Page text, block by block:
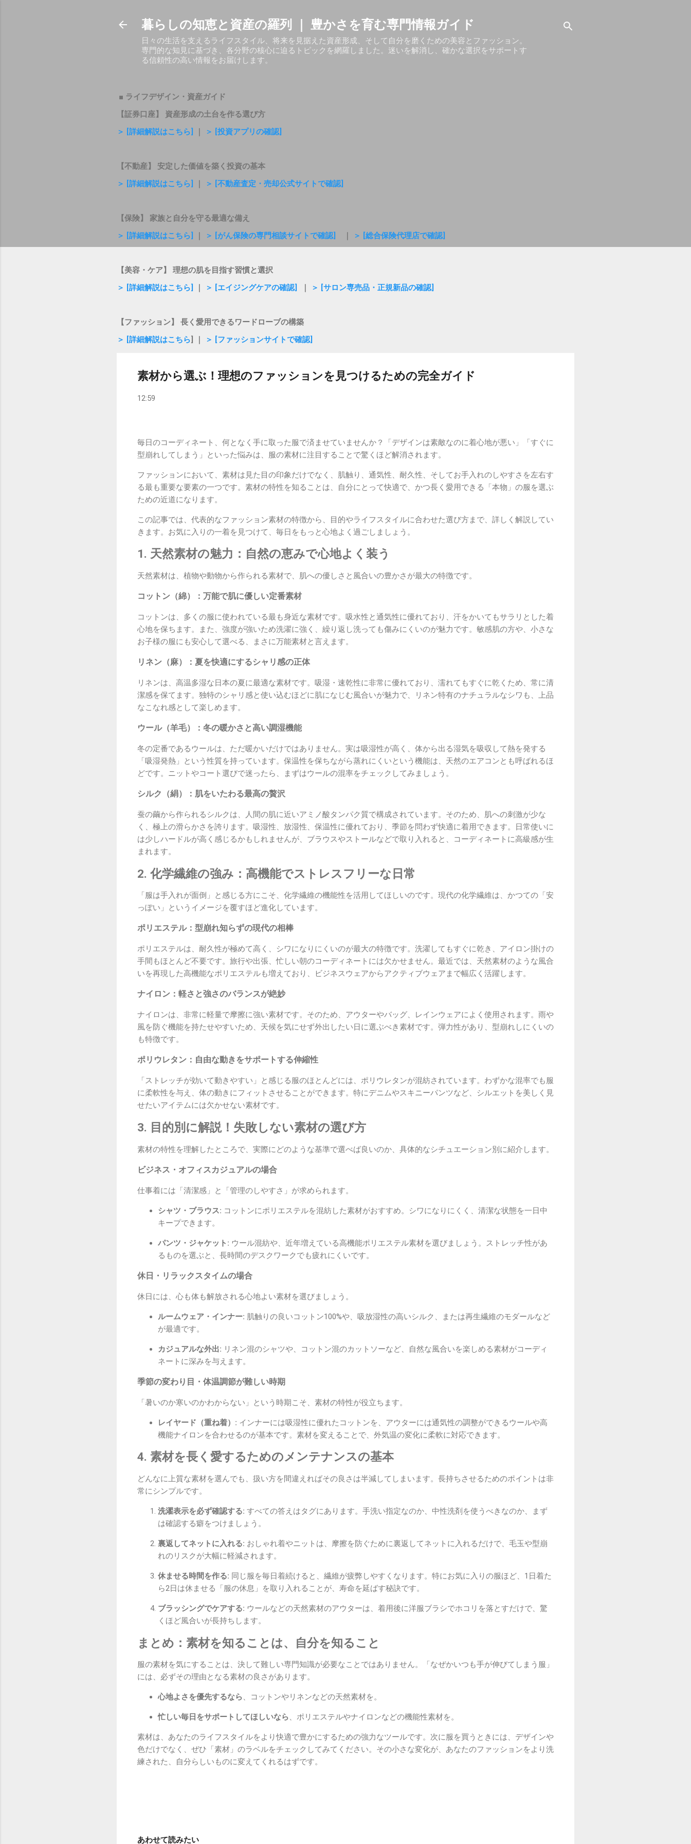
暮らしの知恵と資産の羅列 ｜ 豊かさを育む専門情報ガイド
日々の生活を支えるライフスタイル、将来を見据えた資産形成、そして自分を磨くための美容とファッション。
専門的な知見に基づき、各分野の核心に迫るトピックを網羅しました。迷いを解消し、確かな選択をサポートす
る信頼性の高い情報をお届けします。
■ ライフデザイン・資産ガイド
【証券口座】 資産形成の土台を作る選び方
＞ [詳細解説はこちら]
＞ [投資アプリの確認]
【不動産】 安定した価値を築く投資の基本
＞ [詳細解説はこちら]
＞ [不動産査定・売却公式サイトで確認]
【保険】 家族と自分を守る最適な備え
＞ [詳細解説はこちら]
＞ [がん保険の専門相談サイトで確認] ＞ [総合保険代理店で確認]
【美容・ケア】 理想の肌を目指す習慣と選択
＞ [詳細解説はこちら]
＞ [エイジングケアの確認] ＞ [サロン専売品・正規新品の確認]
【ファッション】 長く愛用できるワードローブの構築
＞ [詳細解説はこちら] ｜ ＞ [ファッションサイトで確認]
素材から選ぶ！理想のファッションを見つけるための完全ガイド
12:59
毎日のコーディネート、何となく手に取った服で済ませていませんか？「デザインは素敵なのに着心地が悪い」「すぐに
型崩れしてしまう」といった悩みは、服の素材に注目することで驚くほど解消されます。
ファッションにおいて、素材は見た目の印象だけでなく、肌触り、通気性、耐久性、そしてお手入れのしやすさを左右す
る最も重要な要素の一つです。素材の特性を知ることは、自分にとって快適で、かつ長く愛用できる「本物」の服を選ぶ
ための近道になります。
この記事では、代表的なファッション素材の特徴から、目的やライフスタイルに合わせた選び方まで、詳しく解説してい
きます。お気に入りの一着を見つけて、毎日をもっと心地よく過ごしましょう。
1. 天然素材の魅力：自然の恵みで心地よく装う
天然素材は、植物や動物から作られる素材で、肌への優しさと風合いの豊かさが最大の特徴です。
コットン（綿）：万能で肌に優しい定番素材
コットンは、多くの服に使われている最も身近な素材です。吸水性と通気性に優れており、汗をかいてもサラリとした着
心地を保ちます。また、強度が強いため洗濯に強く、繰り返し洗っても傷みにくいのが魅力です。敏感肌の方や、小さな
お子様の服にも安心して選べる、まさに万能素材と言えます。
リネン（麻）：夏を快適にするシャリ感の正体
リネンは、高温多湿な日本の夏に最適な素材です。吸湿・速乾性に非常に優れており、濡れてもすぐに乾くため、常に清
潔感を保てます。独特のシャリ感と使い込むほどに肌になじむ風合いが魅力で、リネン特有のナチュラルなシワも、上品
なこなれ感として楽しめます。
ウール（羊毛）：冬の暖かさと高い調湿機能
冬の定番であるウールは、ただ暖かいだけではありません。実は吸湿性が高く、体から出る湿気を吸収して熱を発する
「吸湿発熱」という性質を持っています。保温性を保ちながら蒸れにくいという機能は、天然のエアコンとも呼ばれるほ
どです。ニットやコート選びで迷ったら、まずはウールの混率をチェックしてみましょう。
シルク（絹）：肌をいたわる最高の贅沢
蚕の繭から作られるシルクは、人間の肌に近いアミノ酸タンパク質で構成されています。そのため、肌への刺激が少な
く、極上の滑らかさを誇ります。吸湿性、放湿性、保温性に優れており、季節を問わず快適に着用できます。日常使いに
は少しハードルが高く感じるかもしれませんが、ブラウスやストールなどで取り入れると、コーディネートに高級感が生
まれます。
2. 化学繊維の強み：高機能でストレスフリーな日常
「服は手入れが面倒」と感じる方にこそ、化学繊維の機能性を活用してほしいのです。現代の化学繊維は、かつての「安
っぽい」というイメージを覆すほど進化しています。
ポリエステル：型崩れ知らずの現代の相棒
ポリエステルは、耐久性が極めて高く、シワになりにくいのが最大の特徴です。洗濯してもすぐに乾き、アイロン掛けの
手間もほとんど不要です。旅行や出張、忙しい朝のコーディネートには欠かせません。最近では、天然素材のような風合
いを再現した高機能なポリエステルも増えており、ビジネスウェアからアクティブウェアまで幅広く活躍します。
ナイロン：軽さと強さのバランスが絶妙
ナイロンは、非常に軽量で摩擦に強い素材です。そのため、アウターやバッグ、レインウェアによく使用されます。雨や
風を防ぐ機能を持たせやすいため、天候を気にせず外出したい日に選ぶべき素材です。弾力性があり、型崩れしにくいの
も特徴です。
ポリウレタン：自由な動きをサポートする伸縮性
「ストレッチが効いて動きやすい」と感じる服のほとんどには、ポリウレタンが混紡されています。わずかな混率でも服
に柔軟性を与え、体の動きにフィットさせることができます。特にデニムやスキニーパンツなど、シルエットを美しく見
せたいアイテムには欠かせない素材です。
3. 目的別に解説！失敗しない素材の選び方
素材の特性を理解したところで、実際にどのような基準で選べば良いのか、具体的なシチュエーション別に紹介します。
ビジネス・オフィスカジュアルの場合
仕事着には「清潔感」と「管理のしやすさ」が求められます。
シャツ・ブラウス: コットンにポリエステルを混紡した素材がおすすめ。シワになりにくく、清潔な状態を一日中
キープできます。
パンツ・ジャケット: ウール混紡や、近年増えている高機能ポリエステル素材を選びましょう。ストレッチ性があ
るものを選ぶと、長時間のデスクワークでも疲れにくいです。
休日・リラックスタイムの場合
休日には、心も体も解放される心地よい素材を選びましょう。
ルームウェア・インナー: 肌触りの良いコットン100%や、吸放湿性の高いシルク、または再生繊維のモダールなど
が最適です。
カジュアルな外出: リネン混のシャツや、コットン混のカットソーなど、自然な風合いを楽しめる素材がコーディ
ネートに深みを与えます。
季節の変わり目・体温調節が難しい時期
「暑いのか寒いのかわからない」という時期こそ、素材の特性が役立ちます。
レイヤード（重ね着）: インナーには吸湿性に優れたコットンを、アウターには通気性の調整ができるウールや高
機能ナイロンを合わせるのが基本です。素材を変えることで、外気温の変化に柔軟に対応できます。
4. 素材を長く愛するためのメンテナンスの基本
どんなに上質な素材を選んでも、扱い方を間違えればその良さは半減してしまいます。長持ちさせるためのポイントは非
常にシンプルです。
洗濯表示を必ず確認する: すべての答えはタグにあります。手洗い指定なのか、中性洗剤を使うべきなのか、まず
は確認する癖をつけましょう。
裏返してネットに入れる: おしゃれ着やニットは、摩擦を防ぐために裏返してネットに入れるだけで、毛玉や型崩
れのリスクが大幅に軽減されます。
休ませる時間を作る: 同じ服を毎日着続けると、繊維が疲弊しやすくなります。特にお気に入りの服ほど、1日着た
ら2日は休ませる「服の休息」を取り入れることが、寿命を延ばす秘訣です。
ブラッシングでケアする: ウールなどの天然素材のアウターは、着用後に洋服ブラシでホコリを落とすだけで、驚
くほど風合いが長持ちします。
まとめ：素材を知ることは、自分を知ること
服の素材を気にすることは、決して難しい専門知識が必要なことではありません。「なぜかいつも手が伸びてしまう服」
には、必ずその理由となる素材の良さがあります。
心地よさを優先するなら、コットンやリネンなどの天然素材を。
忙しい毎日をサポートしてほしいなら、ポリエステルやナイロンなどの機能性素材を。
素材は、あなたのライフスタイルをより快適で豊かにするための強力なツールです。次に服を買うときには、デザインや
色だけでなく、ぜひ「素材」のラベルをチェックしてみてください。その小さな変化が、あなたのファッションをより洗
練された、自分らしいものに変えてくれるはずです。
あわせて読みたい